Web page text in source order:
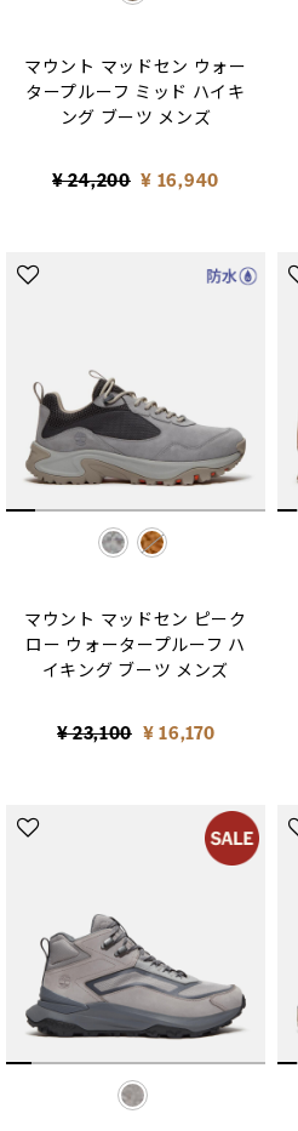
selected
マウント マッドセン ウォー
タープルーフ ミッド ハイキ
ング ブーツ メンズ
Price reduced from
¥ 24,200to¥ 16,940
selected
マウント マッドセン ピーク
ロー ウォータープルーフ ハ
イキング ブーツ メンズ
Price reduced from
¥ 23,100to¥ 16,170
selected